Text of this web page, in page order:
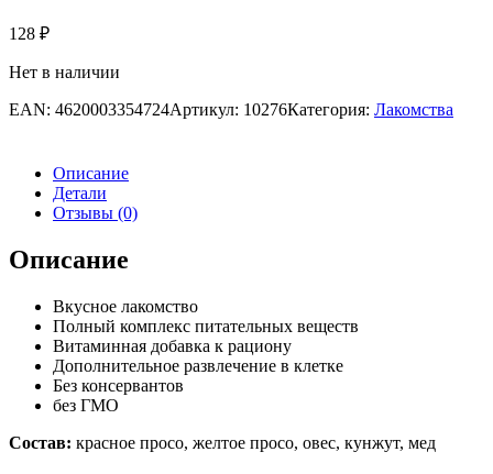
128 ₽
Нет в наличии
EAN: 4620003354724Артикул: 10276Категория: Лакомства
Описание
Детали
Отзывы (0)
Описание
Вкусное лакомство
Полный комплекс питательных веществ
Витаминная добавка к рациону
Дополнительное развлечение в клетке
Без консервантов
без ГМО
Состав: красное просо, желтое просо, овес, кунжут, мед